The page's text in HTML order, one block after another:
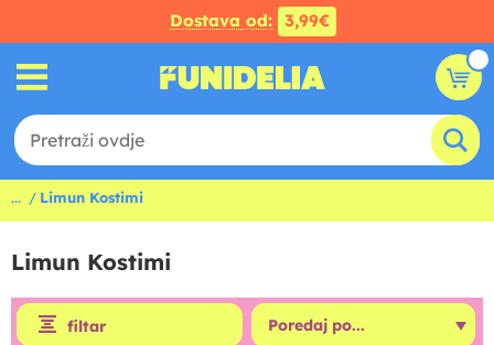
Dostava od: 3,99€
... Limun Kostimi
Limun Kostimi
filtar